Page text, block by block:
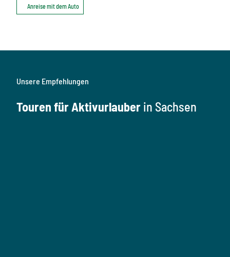
Anreise mit dem Auto
Unsere Empfehlungen
Touren für Aktivurlauber in Sachsen